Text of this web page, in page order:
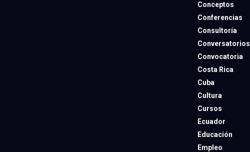
Conceptos
Conferencias
Consultoría
Conversatorios
Convocatoria
Costa Rica
Cuba
Cultura
Cursos
Ecuador
Educación
Empleo